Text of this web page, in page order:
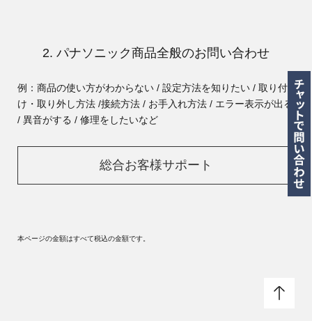
2. パナソニック商品全般のお問い合わせ
例：商品の使い方がわからない / 設定方法を知りたい / 取り付
け・取り外し方法 /接続方法 / お手入れ方法 / エラー表示が出る
/ 異音がする / 修理をしたいなど
総合お客様サポート
本ページの金額はすべて税込の金額です。